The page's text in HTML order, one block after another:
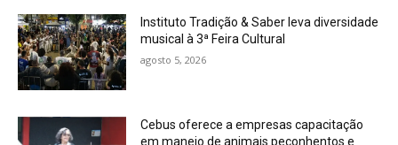
Instituto Tradição & Saber leva diversidade
musical à 3ª Feira Cultural
agosto 5, 2026
Cebus oferece a empresas capacitação
em manejo de animais peçonhentos e